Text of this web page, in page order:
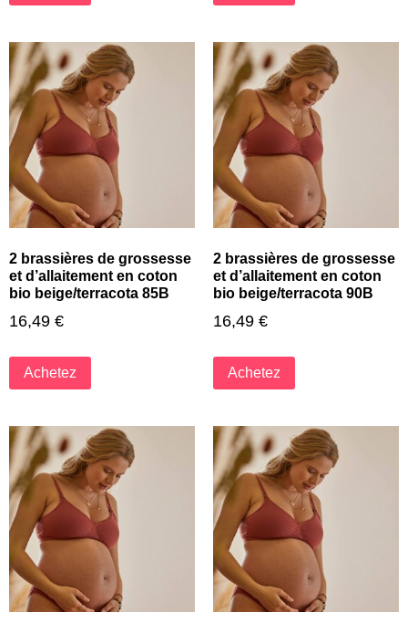
2 brassières de grossesse
et d’allaitement en coton
bio beige/terracota 85B
16,49 €
Achetez
2 brassières de grossesse
et d’allaitement en coton
bio beige/terracota 90B
16,49 €
Achetez